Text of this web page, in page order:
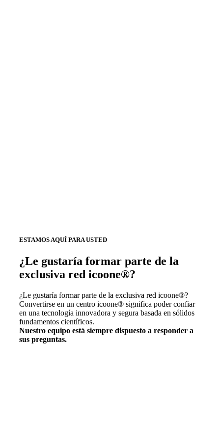
ESTAMOS AQUÍ PARA USTED
¿Le gustaría formar parte de la
exclusiva red icoone®?
¿Le gustaría formar parte de la exclusiva red icoone®?
Convertirse en un centro icoone® significa poder confiar
en una tecnología innovadora y segura basada en sólidos
fundamentos científicos.
Nuestro equipo está siempre dispuesto a responder a
sus preguntas.